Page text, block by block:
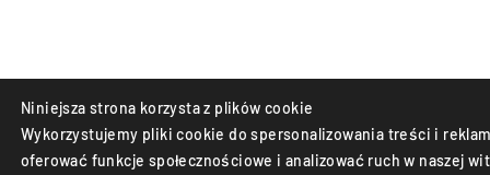
Niniejsza strona korzysta z plików cookie
Wykorzystujemy pliki cookie do spersonalizowania treści i
oferować funkcje społecznościowe i analizować ruch w naszej